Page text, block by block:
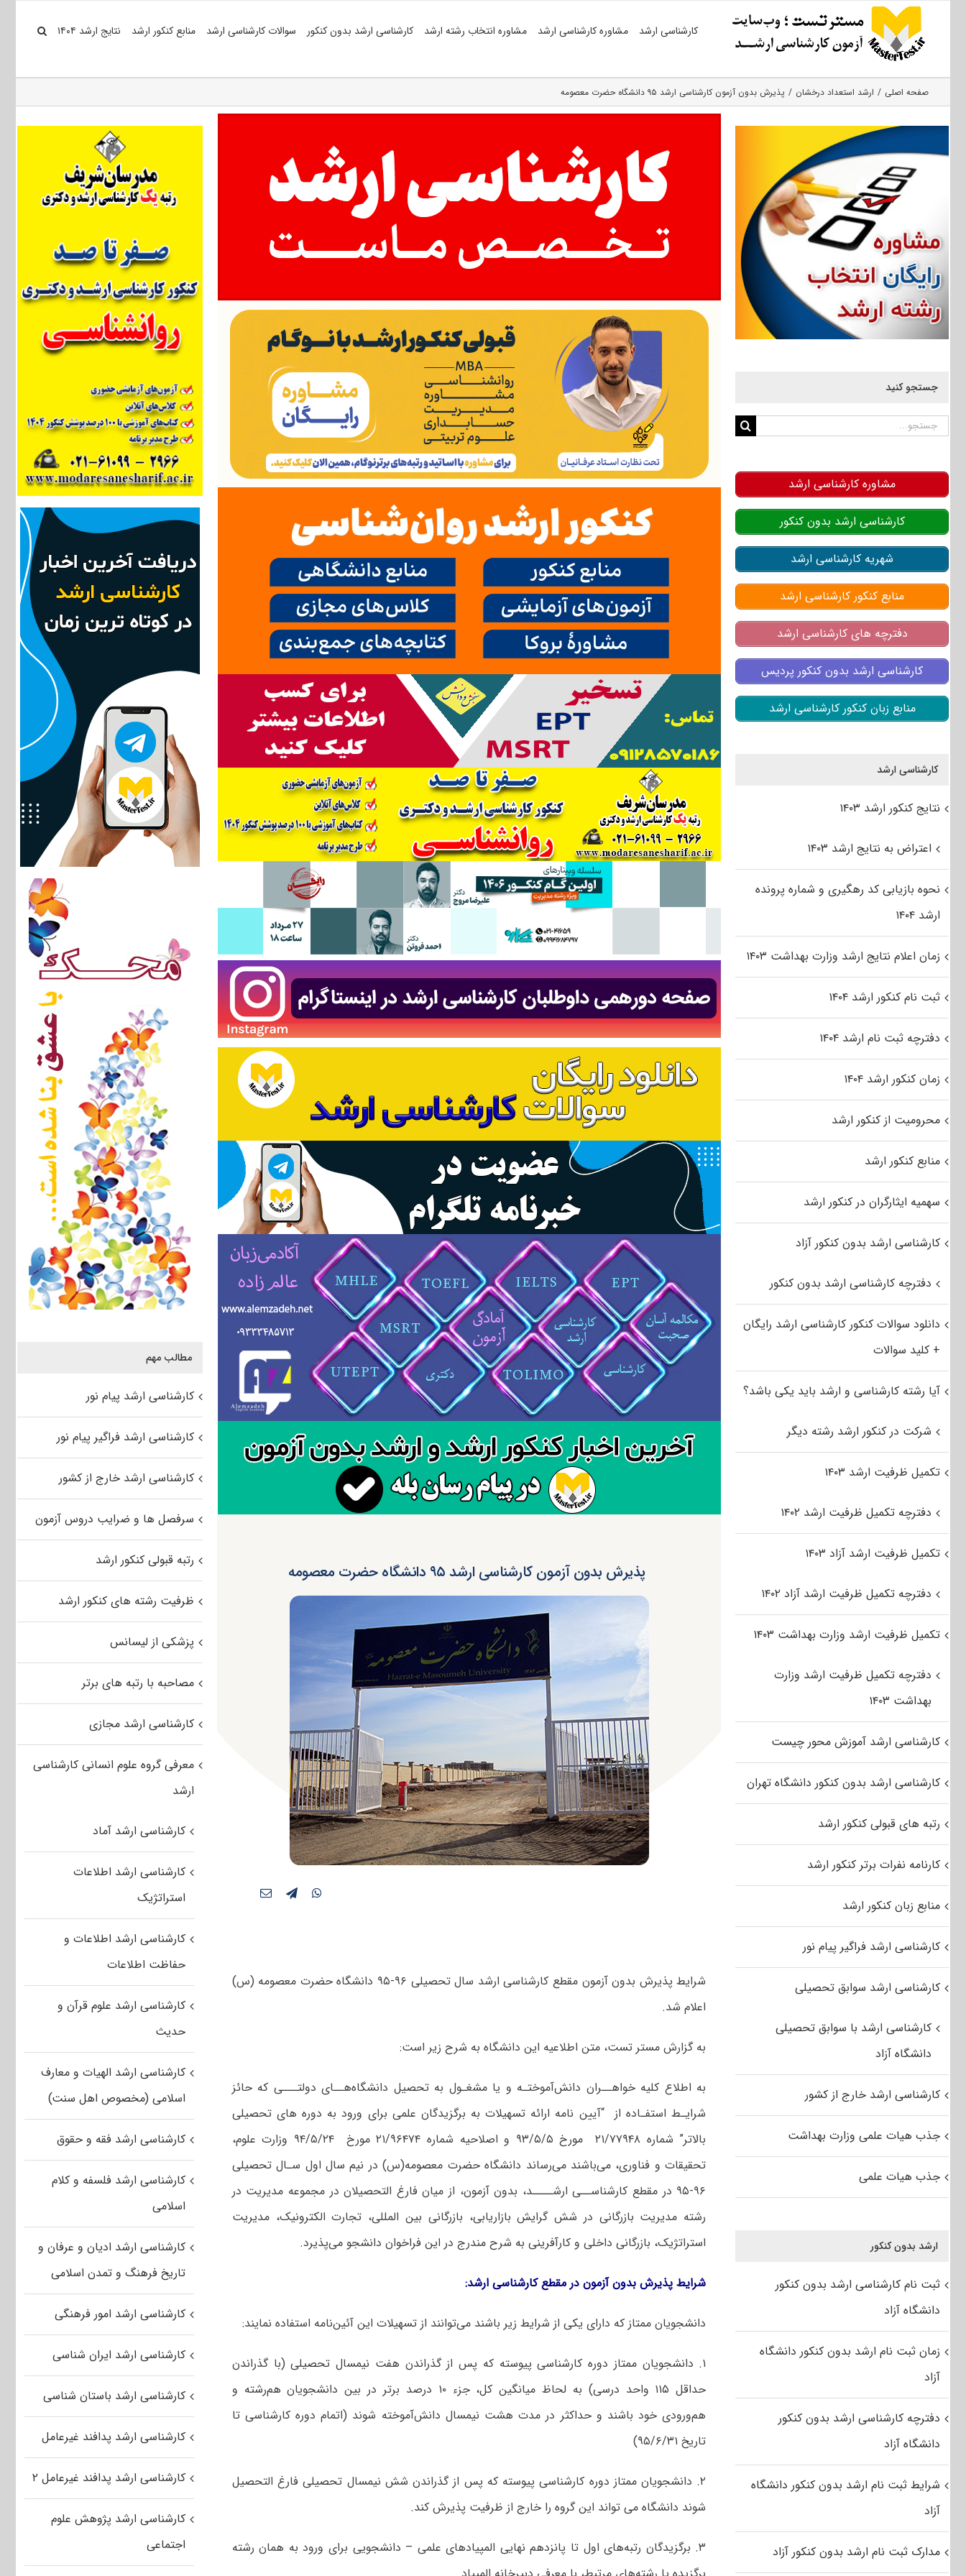
کارشناسی ارشد مشاوره کارشناسی ارشد مشاوره انتخاب رشته ارشد کارشناسی ارشد بدون کنکور سوالات کارشناسی ارشد منابع کنکور ارشد نتایج ارشد ۱۴۰۴
صفحه اصلی ارشد استعداد درخشان پذیرش بدون آزمون کارشناسی ارشد ۹۵ دانشگاه حضرت معصومه
پذیرش بدون آزمون کارشناسی ارشد ۹۵ دانشگاه حضرت معصومه
شرایط پذیرش بدون آزمون مقطع کارشناسی ارشد سال تحصیلی ۹۶-۹۵ دانشگاه حضرت معصومه (س)
اعلام شد.
به گزارش مستر تست، متن اطلاعیه این دانشگاه به شرح زیر است:
به اطلاع کلیه خواهــران دانش‌آموختـه و یا مشغـول به تحصیل دانشگاه‌هــای دولتـــی که حائز
شرایـط استفـاده از “آیین نامه ارائه تسهیلات به برگزیدگان علمی برای ورود به دوره های تحصیلی
بالاتر” شماره ۲۱/۷۷۹۴۸ مورخ ۹۳/۵/۵ و اصلاحیه شماره ۲۱/۹۶۴۷۴ مورخ ۹۴/۵/۲۴ وزارت علوم،
تحقیقات و فناوری، می‌باشند می‌رساند دانشگاه حضرت معصومه(س) در نیم سال اول سـال تحصیلی
۹۶-۹۵ در مقطع کارشناســی ارشــــد، بدون آزمون، از میان فارغ التحصیلان در مجموعه مدیریت در
رشته مدیریت بازرگانی در شش گرایش بازاریابی، بازرگانی بین المللی، تجارت الکترونیک، مدیریت
استرات‍ژیک، بازرگانی داخلی و کارآفرینی به شرح مندرج در این فراخوان دانشجو می‌پذیرد.
شرایط پذیرش بدون آزمون در مقطع کارشناسی ارشد:
دانشجویان ممتاز که دارای یکی از شرایط زیر باشند می‌توانند از تسهیلات این آئین‌نامه استفاده نمایند:
۱. دانشجویان ممتاز دوره کارشناسی پیوسته که پس از گذراندن هفت نیمسال تحصیلی (با گذراندن
حداقل ۱۱۵ واحد درسی) به لحاظ میانگین کل، جزء ۱۰ درصد برتر در بین دانشجویان هم‌رشته و
هم‌ورودی خود باشند و حداکثر در مدت هشت نیمسال دانش‌آموخته شوند (اتمام دوره کارشناسی تا
تاریخ ۹۵/۶/۳۱)
۲. دانشجویان ممتاز دوره کارشناسی پیوسته که پس از گذراندن شش نیمسال تحصیلی فارغ التحصیل
شوند دانشگاه می تواند این گروه را خارج از ظرفیت پذیرش کند.
۳. برگزیدگان رتبه‌های اول تا پانزدهم نهایی المپیادهای علمی – دانشجویی برای ورود به همان رشته
مطالب مهم
کارشناسی ارشد پیام نور
کارشناسی ارشد فراگیر پیام نور
کارشناسی ارشد خارج از کشور
سرفصل ها و ضرایب دروس آزمون
رتبه قبولی کنکور ارشد
ظرفیت رشته های کنکور ارشد
پزشکی از لیسانس
مصاحبه با رتبه های برتر
کارشناسی ارشد مجازی
معرفی گروه علوم انسانی کارشناسی
ارشد
کارشناسی ارشد آماد
کارشناسی ارشد اطلاعات
استراتژیک
کارشناسی ارشد اطلاعات و
حفاظت اطلاعات
کارشناسی ارشد علوم قرآن و
حدیث
کارشناسی ارشد الهیات و معارف
اسلامی (مخصوص اهل سنت)
کارشناسی ارشد فقه و حقوق
کارشناسی ارشد فلسفه و کلام
اسلامی
کارشناسی ارشد ادیان و عرفان و
تاریخ فرهنگ و تمدن اسلامی
کارشناسی ارشد امور فرهنگی
کارشناسی ارشد ایران شناسی
کارشناسی ارشد باستان شناسی
کارشناسی ارشد پدافند غیرعامل
کارشناسی ارشد پدافند غیرعامل ۲
کارشناسی ارشد پژوهش علوم
اجتماعی
جستجو کنید
جستجو
مشاوره کارشناسی ارشد
کارشناسی ارشد بدون کنکور
شهریه کارشناسی ارشد
منابع کنکور کارشناسی ارشد
دفترچه های کارشناسی ارشد
کارشناسی ارشد بدون کنکور پردیس
منابع زبان کنکور کارشناسی ارشد
کارشناسی ارشد
نتایج کنکور ارشد ۱۴۰۳
اعتراض به نتایج ارشد ۱۴۰۳
نحوه بازیابی کد رهگیری و شماره پرونده
ارشد ۱۴۰۴
زمان اعلام نتایج ارشد وزارت بهداشت ۱۴۰۳
ثبت نام کنکور ارشد ۱۴۰۴
دفترچه ثبت نام ارشد ۱۴۰۴
زمان کنکور ارشد ۱۴۰۴
محرومیت از کنکور ارشد
منابع کنکور ارشد
سهمیه ایثارگران در کنکور ارشد
کارشناسی ارشد بدون کنکور آزاد
دفترچه کارشناسی ارشد بدون کنکور
دانلود سوالات کنکور کارشناسی ارشد رایگان
+ کلید سوالات
آیا رشته کارشناسی و ارشد باید یکی باشد؟
شرکت در کنکور ارشد رشته دیگر
تکمیل ظرفیت ارشد ۱۴۰۳
دفترچه تکمیل ظرفیت ارشد ۱۴۰۲
تکمیل ظرفیت ارشد آزاد ۱۴۰۳
دفترچه تکمیل ظرفیت ارشد آزاد ۱۴۰۲
تکمیل ظرفیت ارشد وزارت بهداشت ۱۴۰۳
دفترچه تکمیل ظرفیت ارشد وزارت
بهداشت ۱۴۰۳
کارشناسی ارشد آموزش محور چیست
کارشناسی ارشد بدون کنکور دانشگاه تهران
رتبه های قبولی کنکور ارشد
کارنامه نفرات برتر کنکور ارشد
منابع زبان کنکور ارشد
کارشناسی ارشد فراگیر پیام نور
کارشناسی ارشد سوابق تحصیلی
کارشناسی ارشد با سوابق تحصیلی
دانشگاه آزاد
کارشناسی ارشد خارج از کشور
جذب هیات علمی وزارت بهداشت
جذب هیات علمی
ارشد بدون کنکور
ثبت نام کارشناسی ارشد بدون کنکور
دانشگاه آزاد
زمان ثبت نام ارشد بدون کنکور دانشگاه
آزاد
دفترچه کارشناسی ارشد بدون کنکور
دانشگاه آزاد
شرایط ثبت نام ارشد بدون کنکور دانشگاه
آزاد
مدارک ثبت نام ارشد بدون کنکور آزاد